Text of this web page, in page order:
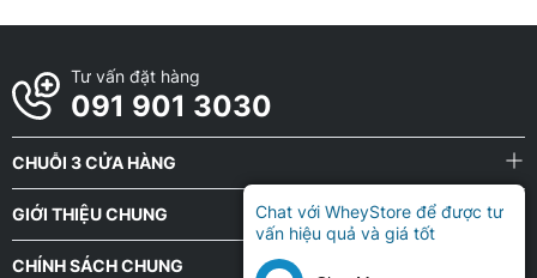
Tư vấn đặt hàng
091 901 3030
CHUỖI 3 CỬA HÀNG
GIỚI THIỆU CHUNG
CHÍNH SÁCH CHUNG
Chat với WheyStore để được tư
vấn hiệu quả và giá tốt